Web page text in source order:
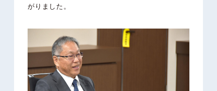
がりました。